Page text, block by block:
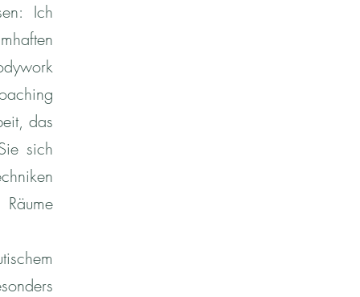
Ich
das
sich